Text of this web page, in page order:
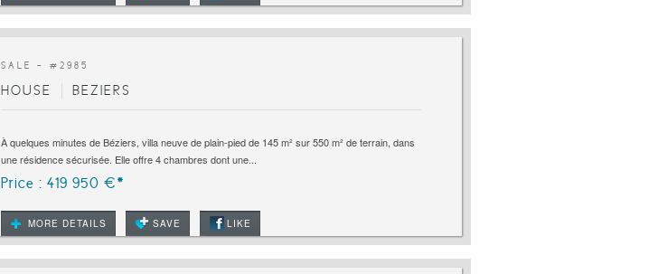
SALE - # 2985
HOUSE BEZIERS
À quelques minutes de Béziers, villa neuve de plain-pied de 145 m² sur 550 m² de terrain, dans
une résidence sécurisée. Elle offre 4 chambres dont une...
Price : 419 950 €*
MORE DETAILS SAVE LIKE